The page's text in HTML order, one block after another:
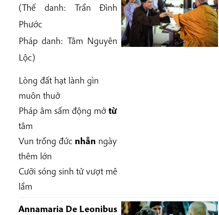
(Thế danh: Trần Đình
Phước
Pháp danh: Tâm Nguyên
Lộc)
Lòng đất hạt lành gìn
muôn thuở
Pháp âm sấm động mở từ
tâm
Vun trồng đức nhẫn ngày
thêm lớn
Cưỡi sóng sinh tử vượt mê
lầm
Annamaria De Leonibus